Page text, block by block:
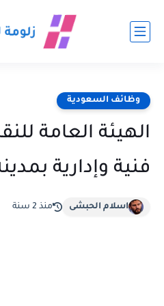
وظائف السعودية
الهيئة العامة
فنية وإدارية
اسلام الحبشى منذ 2 سنة